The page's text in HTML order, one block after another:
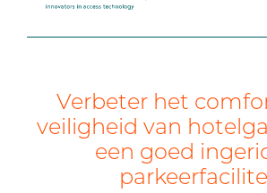
Verbeter het
veiligheid van
een goed